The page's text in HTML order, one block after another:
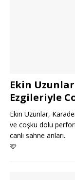
Ekin
Ezgileriyle
Ekin Uzunlar,
ve coşku dolu
canlı sahne anları.
🩷